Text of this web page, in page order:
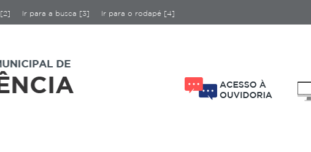
Ir para a busca [3] Ir para o rodapé [4]